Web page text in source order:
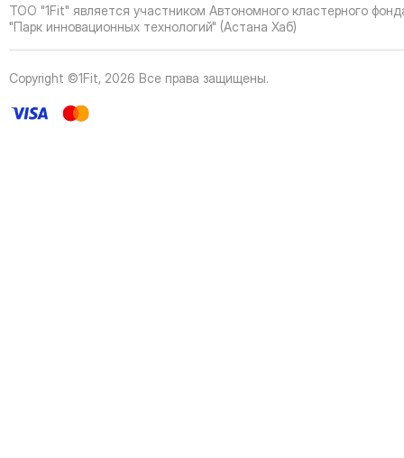
ТОО "1Fit" является участником Автономного кластерного
"Парк инновационных технологий" (Астана Хаб)
Copyright ©1Fit, 2026 Все права защищены.